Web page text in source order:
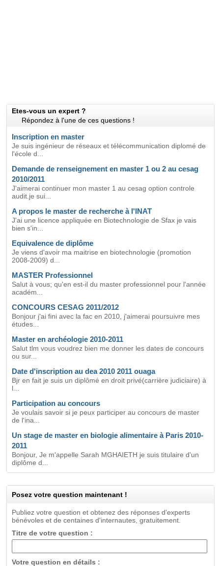
Etes-vous un expert ?
Répondez à l'une de ces questions !
Inscription en master
Je suis ingénieur de réseaux et télécommunication diplomé de
l'école d...
Demande de renseignement en master 1 ou 2 au cesag
2010/2011
J'aimerai continuer mon master 1 au cesag option controle
audit.je sui...
A propos le master de recherche à l'INAT
J'ai une licence appliquée en Biotechnologie de Sfax je vais
bien s'in...
Equivalence de diplôme
Je viens d'avoir ma maitrise en biotechnologie (promotion
2008-2009) d...
MASTER Professionnel
Salut à vous; qu'en est-il du master professionnel pour l'année
académ...
CONCOURS CESAG 2011/2012
Bonjour j'ai fini avec la fac en 2010, j'aimerai poursuivre mes
études...
Master en archéologie 2010-2011
Salut tlm vous voudrez bien me donner les dates de concours
ou sur...
Date d'inscription au dea 2010 2011 ouaga
Bjr en fait je suis un diplômé en droit privé(carrière judiciaire) à
l...
Participation au concours
Je voulais savoir si je peux participer au concours de master
de l'ina...
Un stage de master en biologie alimentaire à Paris 2010-
2011
Bonjour, Je m'appelle Sarah MGHAIETH je suis titulaire d'un
diplôme d...
Posez votre question maintenant !
Publiez votre question et obtenez des réponses d'experts
bénévoles et de centaines d'internautes, gratuitement.
Titre de votre question :
Votre question en détails :